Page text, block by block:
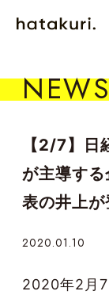
【2/7】
が主導す
表の井上が
2020.01.10
2020年2月7